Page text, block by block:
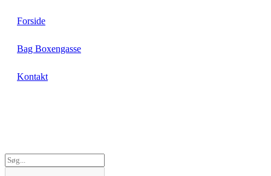
Forside
Bag Boxengasse
Kontakt